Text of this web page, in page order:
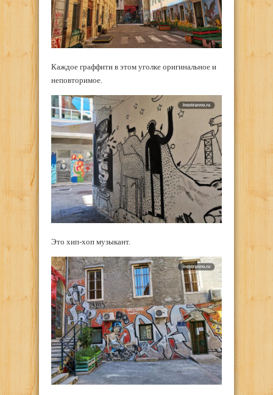
Каждое граффити в этом уголке оригинальное и
неповторимое.
Это хип-хоп музыкант.